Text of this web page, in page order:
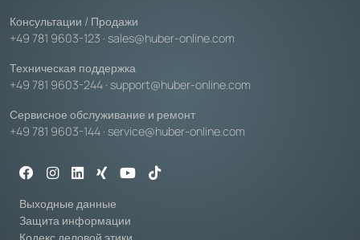
Консультации / Продажи
+49 781 9603-123 · sales@huber-online.com
Техническая поддержка
+49 781 9603-244 · support@huber-online.com
Сервисное обслуживание и ремонт
+49 781 9603-144 · service@huber-online.com
Выходные данные
Защита информации